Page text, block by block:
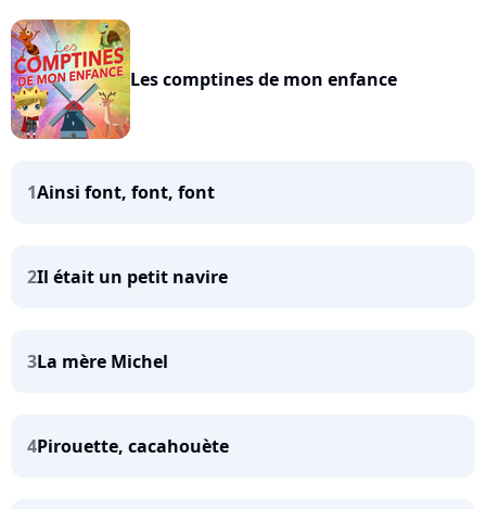
Les comptines de mon enfance
1Ainsi font, font, font
2Il était un petit navire
3La mère Michel
4Pirouette, cacahouète